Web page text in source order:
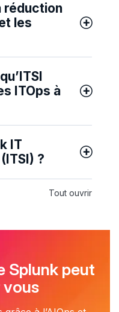
réduction
les
ITOps à
IT
?
Tout ouvrir
Splunk peut